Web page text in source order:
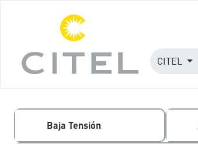
CITEL
Baja Tensión